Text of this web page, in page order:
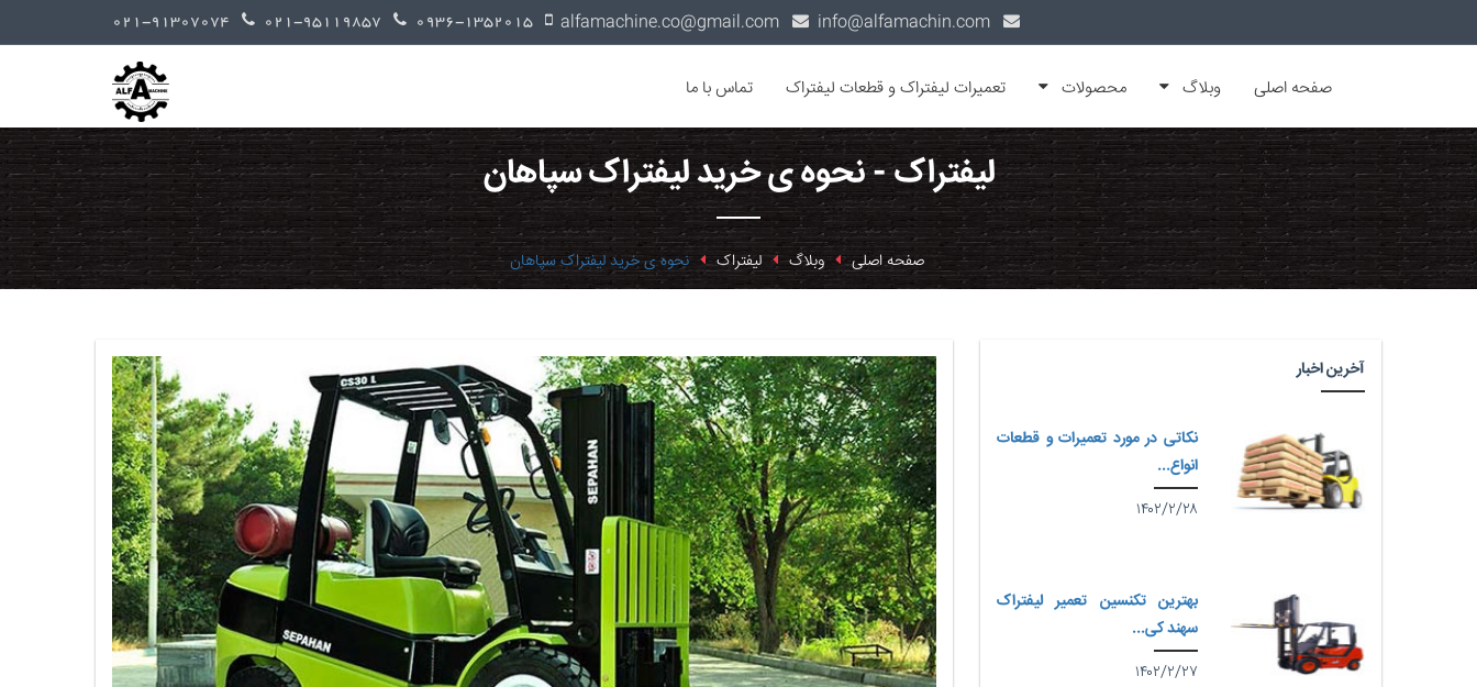
صفحه اصلی وبلاگ محصولات تعمیرات لیفتراک و قطعات لیفتراک تماس با ما
لیفتراک - نحوه ی خرید لیفتراک سپاهان
صفحه اصلی وبلاگ لیفتراک نحوه ی خرید لیفتراک سپاهان
آخرین اخبار
نکاتی در مورد تعمیرات و قطعات
انواع...
۱۴۰۲/۲/۲۸
بهترین تکنسین تعمیر لیفتراک
سهند کی...
۱۴۰۲/۲/۲۷